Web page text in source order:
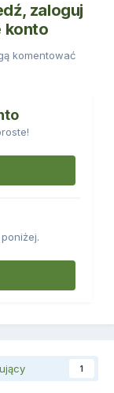
zaloguj
konto
komentować
1